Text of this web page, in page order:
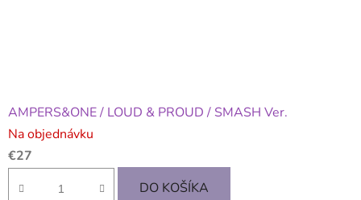
AMPERS&ONE / LOUD & PROUD / SMASH Ver.
Na objednávku
€27
DO KOŠÍKA